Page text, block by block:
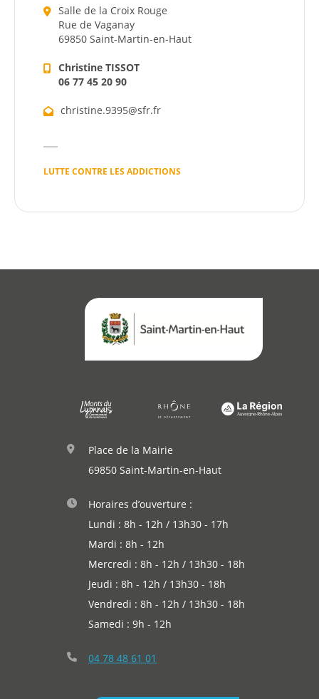
Salle de la Croix Rouge
Rue de Vaganay
69850 Saint-Martin-en-Haut
Christine TISSOT
06 77 45 20 90
christine.9395@sfr.fr
LUTTE CONTRE LES ADDICTIONS
Place de la Mairie
69850 Saint-Martin-en-Haut
Horaires d’ouverture :
Lundi : 8h - 12h / 13h30 - 17h
Mardi : 8h - 12h
Mercredi : 8h - 12h / 13h30 - 18h
Jeudi : 8h - 12h / 13h30 - 18h
Vendredi : 8h - 12h / 13h30 - 18h
Samedi : 9h - 12h
04 78 48 61 01
Pratique
Dynamique
Démarches
Démarches
Annuaire
Agenda